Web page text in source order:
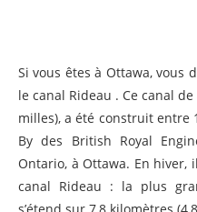
Si vous êtes à Ottawa,
le canal Rideau . Ce canal
milles), a été construit entre
By des British Royal
Ontario, à Ottawa. En
canal Rideau : la plus